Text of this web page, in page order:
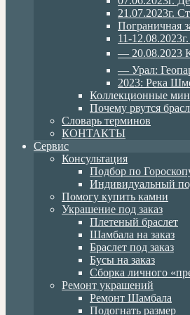
21.07.2023г.
Пограничная
11-
— 20.08.2023
— Урал:
2023: Река
Коллекционные
Почему рвутся
Словарь терминов
КОНТАКТЫ
Сервис
Консультация
Подбор по
Индивидуальный
Помогу купить камни
Украшение под заказ
Плетеный браслет
Шамбала на заказ
Браслет под заказ
Бусы на заказ
Сборка личного
Ремонт украшений
Ремонт Шамбала
Подогнать размер